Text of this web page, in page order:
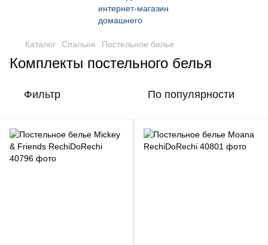
Каталог Спальня Постельное белье
Комплекты постельного белья
Фильтр По популярности